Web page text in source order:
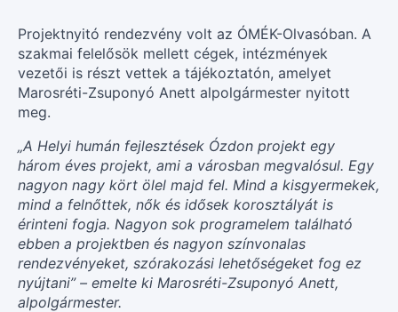
Projektnyitó rendezvény volt az ÓMÉK-Olvasóban. A
szakmai felelősök mellett cégek, intézmények
vezetői is részt vettek a tájékoztatón, amelyet
Marosréti-Zsuponyó Anett alpolgármester nyitott
meg.
„A Helyi humán fejlesztések Ózdon projekt egy
három éves projekt, ami a városban megvalósul. Egy
nagyon nagy kört ölel majd fel. Mind a kisgyermekek,
mind a felnőttek, nők és idősek korosztályát is
érinteni fogja. Nagyon sok programelem található
ebben a projektben és nagyon színvonalas
rendezvényeket, szórakozási lehetőségeket fog ez
nyújtani” – emelte ki Marosréti-Zsuponyó Anett,
alpolgármester.